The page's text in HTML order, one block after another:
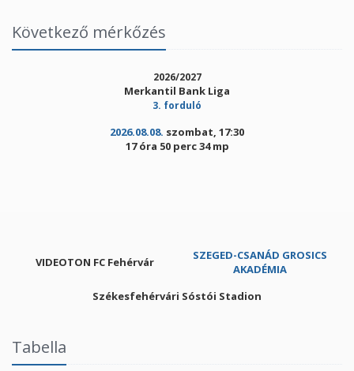
Következő mérkőzés
2026/2027
Merkantil Bank Liga
3. forduló
2026.08.08. szombat, 17:30
17 óra 50 perc 34 mp
VIDEOTON FC Fehérvár
SZEGED-CSANÁD GROSICS
AKADÉMIA
Székesfehérvári Sóstói Stadion
Tabella